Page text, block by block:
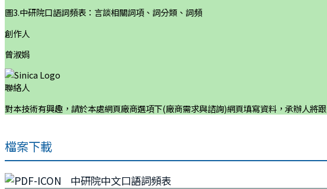
圖3.中研院口語詞頻表：言談相關詞項、詞分類、詞頻
創作人
曾淑娟
聯絡人
對本技術有興趣，請於本處網頁廠商選項下(廠商需求與諮詢)網頁填寫資料，承辦人將跟
檔案下載
中研院中文口語詞頻表